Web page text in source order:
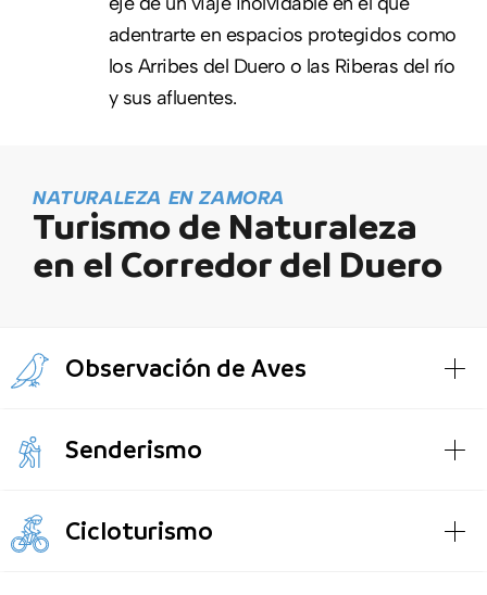
adentrarte en espacios protegidos como
los Arribes del Duero o las Riberas del río
y sus afluentes.
NATURALEZA EN ZAMORA
Turismo de Naturaleza
en el Corredor del Duero
Observación de Aves
Senderismo
Cicloturismo